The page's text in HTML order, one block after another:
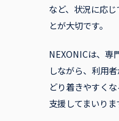
など、状況に応
とが大切です。
NEXONICは、専
しながら、利用
どり着きやすく
支援してまいりま